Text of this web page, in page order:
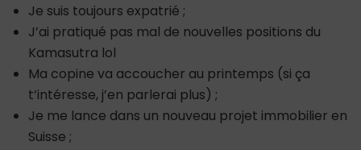
Je suis toujours expatrié ;
J’ai pratiqué pas mal de nouvelles positions du
Kamasutra lol
Ma copine va accoucher au printemps (si ça
t’intéresse, j’en parlerai plus) ;
Je me lance dans un nouveau projet immobilier en
Suisse ;